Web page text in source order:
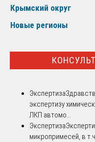
Крымский округ
Новые регионы
Экспертиза
экспертизу
ЛКП автомо...
Экспертиза
микропримесей, в